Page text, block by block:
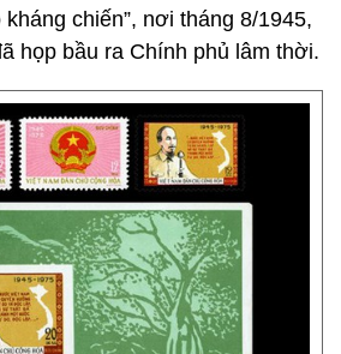
chiến”, nơi tháng 8/­1945,
họp bầu ra Chính phủ lâm thời.